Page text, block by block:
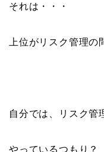
それは・・・
上位がリスク管理の
自分では、リスク管
やっているつもり？